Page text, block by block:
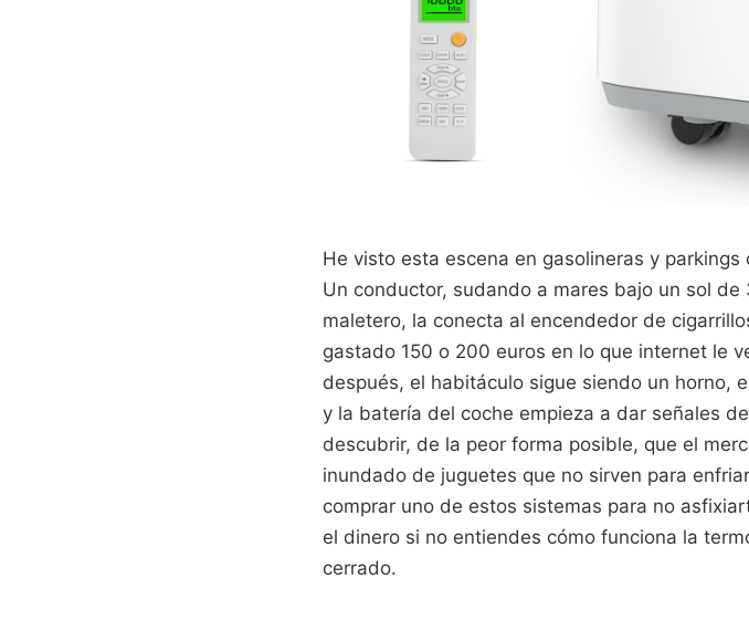
He visto esta escena en gasolineras y
Un conductor, sudando a mares bajo un sol
maletero, la conecta al encendedor de
gastado 150 o 200 euros en lo que internet le
después, el habitáculo sigue siendo un horno,
y la batería del coche empieza a dar señales
descubrir, de la peor forma posible, que el
inundado de juguetes que no sirven para
comprar uno de estos sistemas para no
el dinero si no entiendes cómo funciona la
cerrado.